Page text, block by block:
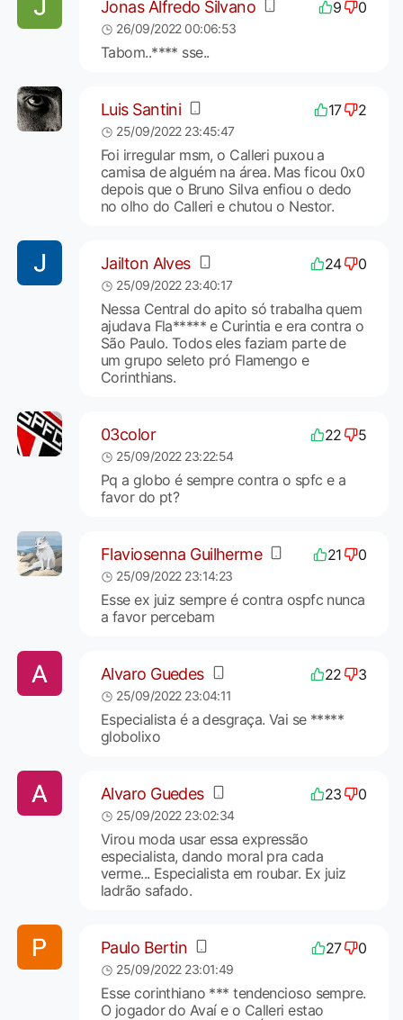
Jonas Alfredo Silvano 9 0
26/09/2022 00:06:53
Tabom..**** sse..
Luis Santini 17 2
25/09/2022 23:45:47
Foi irregular msm, o Calleri puxou a
camisa de alguém na área. Mas ficou 0x0
depois que o Bruno Silva enfiou o dedo
no olho do Calleri e chutou o Nestor.
Jailton Alves 24 0
25/09/2022 23:40:17
Nessa Central do apito só trabalha quem
ajudava Fla***** e Curintia e era contra o
São Paulo. Todos eles faziam parte de
um grupo seleto pró Flamengo e
Corinthians.
03color 22 5
25/09/2022 23:22:54
Pq a globo é sempre contra o spfc e a
favor do pt?
Flaviosenna Guilherme 21 0
25/09/2022 23:14:23
Esse ex juiz sempre é contra ospfc nunca
a favor percebam
Alvaro Guedes 22 3
25/09/2022 23:04:11
Especialista é a desgraça. Vai se *****
globolixo
Alvaro Guedes 23 0
25/09/2022 23:02:34
Virou moda usar essa expressão
especialista, dando moral pra cada
verme... Especialista em roubar. Ex juiz
ladrão safado.
Paulo Bertin 27 0
25/09/2022 23:01:49
Esse corinthiano *** tendencioso sempre.
O jogador do Avaí e o Calleri estao